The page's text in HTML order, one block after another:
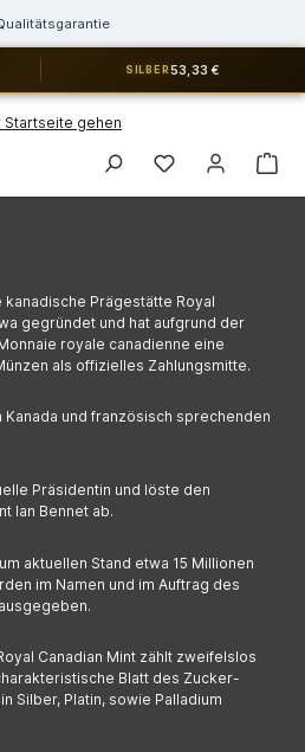
SILBER 53,33 €
Du hast 0
Prägestätte Royal
gegründet und hat aufgrund der
royale canadienne eine
als offizielles Zahlungsmitte.
und französisch sprechenden
Präsidentin und löste den
Ian Bennet ab.
aktuellen Stand etwa 15 Millionen
im Namen und im Auftrag des
Canadian Mint zählt zweifelslos
Blatt des Zucker-
Silber, Platin, sowie Palladium